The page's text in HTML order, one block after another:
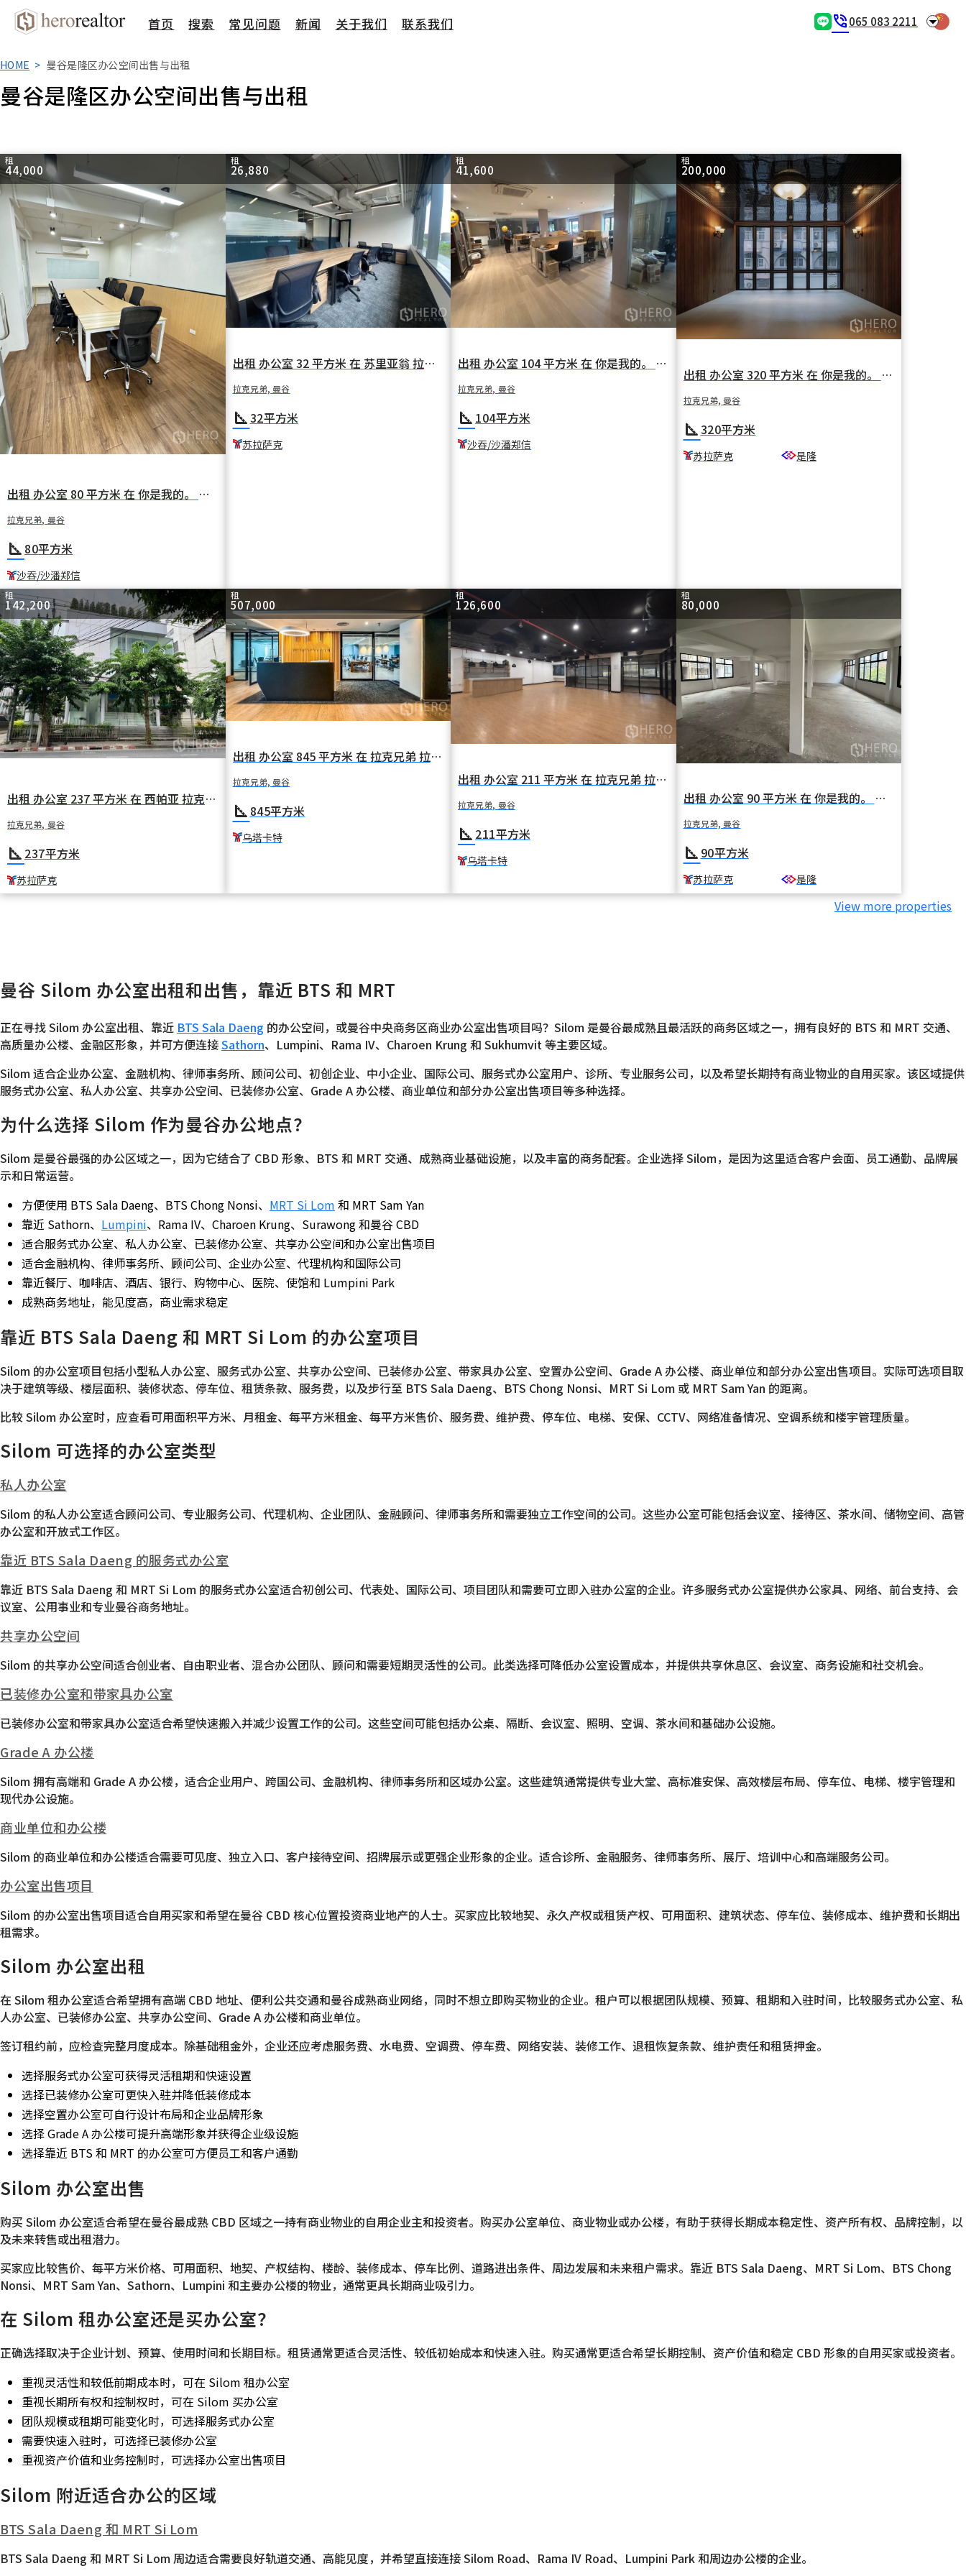
首页 搜索 常见问题 新闻 关于我们 联系我们 phone_in_talk065 083 2211 arrow_drop_down
HOME 曼谷是隆区办公空间出售与出租
曼谷是隆区办公空间出售与出租
租
44,000
出租 办公室 80 平方米 在 你是我的。 拉克兄弟 曼谷 BTS 沙吞 沙潘郑信
拉克兄弟, 曼谷
square_foot 80平方米
沙吞/沙潘郑信
租
26,880
出租 办公室 32 平方米 在 苏里亚翁 拉克兄弟 曼谷 BTS 苏拉萨克
拉克兄弟, 曼谷
square_foot32平方米
苏拉萨克
租
41,600
出租 办公室 104 平方米 在 你是我的。 拉克兄弟 曼谷 BTS 沙吞 沙潘郑信
拉克兄弟, 曼谷
square_foot 104平方米
沙吞/沙潘郑信
租
200,000
出租 办公室 320 平方米 在 你是我的。 拉克兄弟 曼谷 BTS 苏拉萨克
拉克兄弟, 曼谷
square_foot320平方米
苏拉萨克 是隆
租
142,200
出租 办公室 237 平方米 在 西帕亚 拉克兄弟 曼谷 BTS 苏拉萨克
拉克兄弟, 曼谷
square_foot 237平方米
苏拉萨克
租
507,000
出租 办公室 845 平方米 在 拉克兄弟 拉克兄弟 曼谷 BTS 乌塔卡特
拉克兄弟, 曼谷
square_foot 845平方米
乌塔卡特
租
126,600
出租 办公室 211 平方米 在 拉克兄弟 拉克兄弟 曼谷 BTS 乌塔卡特
拉克兄弟, 曼谷
square_foot 211平方米
乌塔卡特
租
80,000
出租 办公室 90 平方米 在 你是我的。 拉克兄弟 曼谷 BTS 苏拉萨克
拉克兄弟, 曼谷
square_foot 90平方米
苏拉萨克 是隆
View more properties
曼谷 Silom 办公室出租和出售，靠近 BTS 和 MRT
正在寻找 Silom 办公室出租、靠近 BTS Sala Daeng 的办公空间，或曼谷中央商务区商业办公室出售项目吗？Silom 是曼谷最成熟且最活跃的商务区域之一，拥有良好的 BTS 和 MRT 交通、
高质量办公楼、金融区形象，并可方便连接Sathorn、Lumpini、Rama IV、Charoen Krung 和 Sukhumvit 等主要区域。
Silom 适合企业办公室、金融机构、律师事务所、顾问公司、初创企业、中小企业、国际公司、服务式办公室用户、诊所、专业服务公司，以及希望长期持有商业物业的自用买家。该区域提供
服务式办公室、私人办公室、共享办公空间、已装修办公室、Grade A 办公楼、商业单位和部分办公室出售项目等多种选择。
为什么选择 Silom 作为曼谷办公地点？
Silom 是曼谷最强的办公区域之一，因为它结合了 CBD 形象、BTS 和 MRT 交通、成熟商业基础设施，以及丰富的商务配套。企业选择 Silom，是因为这里适合客户会面、员工通勤、品牌展
示和日常运营。
方便使用 BTS Sala Daeng、BTS Chong Nonsi、 MRT Si Lom 和 MRT Sam Yan
靠近 Sathorn、 Lumpini、Rama IV、Charoen Krung、Surawong 和曼谷 CBD
适合服务式办公室、私人办公室、已装修办公室、共享办公空间和办公室出售项目
适合金融机构、律师事务所、顾问公司、企业办公室、代理机构和国际公司
靠近餐厅、咖啡店、酒店、银行、购物中心、医院、使馆和 Lumpini Park
成熟商务地址，能见度高，商业需求稳定
靠近 BTS Sala Daeng 和 MRT Si Lom 的办公室项目
Silom 的办公室项目包括小型私人办公室、服务式办公室、共享办公空间、已装修办公室、带家具办公室、空置办公空间、Grade A 办公楼、商业单位和部分办公室出售项目。实际可选项目取
决于建筑等级、楼层面积、装修状态、停车位、租赁条款、服务费，以及步行至 BTS Sala Daeng、BTS Chong Nonsi、MRT Si Lom 或 MRT Sam Yan 的距离。
比较 Silom 办公室时，应查看可用面积平方米、月租金、每平方米租金、每平方米售价、服务费、维护费、停车位、电梯、安保、CCTV、网络准备情况、空调系统和楼宇管理质量。
Silom 可选择的办公室类型
私人办公室
Silom 的私人办公室适合顾问公司、专业服务公司、代理机构、企业团队、金融顾问、律师事务所和需要独立工作空间的公司。这些办公室可能包括会议室、接待区、茶水间、储物空间、高管
办公室和开放式工作区。
靠近 BTS Sala Daeng 的服务式办公室
靠近 BTS Sala Daeng 和 MRT Si Lom 的服务式办公室适合初创公司、代表处、国际公司、项目团队和需要可立即入驻办公室的企业。许多服务式办公室提供办公家具、网络、前台支持、会
议室、公用事业和专业曼谷商务地址。
共享办公空间
Silom 的共享办公空间适合创业者、自由职业者、混合办公团队、顾问和需要短期灵活性的公司。此类选择可降低办公室设置成本，并提供共享休息区、会议室、商务设施和社交机会。
已装修办公室和带家具办公室
已装修办公室和带家具办公室适合希望快速搬入并减少设置工作的公司。这些空间可能包括办公桌、隔断、会议室、照明、空调、茶水间和基础办公设施。
Grade A 办公楼
Silom 拥有高端和 Grade A 办公楼，适合企业用户、跨国公司、金融机构、律师事务所和区域办公室。这些建筑通常提供专业大堂、高标准安保、高效楼层布局、停车位、电梯、楼宇管理和
现代办公设施。
商业单位和办公楼
Silom 的商业单位和办公楼适合需要可见度、独立入口、客户接待空间、招牌展示或更强企业形象的企业。适合诊所、金融服务、律师事务所、展厅、培训中心和高端服务公司。
办公室出售项目
Silom 的办公室出售项目适合自用买家和希望在曼谷 CBD 核心位置投资商业地产的人士。买家应比较地契、永久产权或租赁产权、可用面积、建筑状态、停车位、装修成本、维护费和长期出
租需求。
Silom 办公室出租
在 Silom 租办公室适合希望拥有高端 CBD 地址、便利公共交通和曼谷成熟商业网络，同时不想立即购买物业的企业。租户可以根据团队规模、预算、租期和入驻时间，比较服务式办公室、私
人办公室、已装修办公室、共享办公空间、Grade A 办公楼和商业单位。
签订租约前，应检查完整月度成本。除基础租金外，企业还应考虑服务费、水电费、空调费、停车费、网络安装、装修工作、退租恢复条款、维护责任和租赁押金。
选择服务式办公室可获得灵活租期和快速设置
选择已装修办公室可更快入驻并降低装修成本
选择空置办公室可自行设计布局和企业品牌形象
选择 Grade A 办公楼可提升高端形象并获得企业级设施
选择靠近 BTS 和 MRT 的办公室可方便员工和客户通勤
Silom 办公室出售
购买 Silom 办公室适合希望在曼谷最成熟 CBD 区域之一持有商业物业的自用企业主和投资者。购买办公室单位、商业物业或办公楼，有助于获得长期成本稳定性、资产所有权、品牌控制，以
及未来转售或出租潜力。
买家应比较售价、每平方米价格、可用面积、地契、产权结构、楼龄、装修成本、停车比例、道路进出条件、周边发展和未来租户需求。靠近 BTS Sala Daeng、MRT Si Lom、BTS Chong
Nonsi、MRT Sam Yan、Sathorn、Lumpini 和主要办公楼的物业，通常更具长期商业吸引力。
在 Silom 租办公室还是买办公室？
正确选择取决于企业计划、预算、使用时间和长期目标。租赁通常更适合灵活性、较低初始成本和快速入驻。购买通常更适合希望长期控制、资产价值和稳定 CBD 形象的自用买家或投资者。
重视灵活性和较低前期成本时，可在 Silom 租办公室
重视长期所有权和控制权时，可在 Silom 买办公室
团队规模或租期可能变化时，可选择服务式办公室
需要快速入驻时，可选择已装修办公室
重视资产价值和业务控制时，可选择办公室出售项目
Silom 附近适合办公的区域
BTS Sala Daeng 和 MRT Si Lom
BTS Sala Daeng 和 MRT Si Lom 周边适合需要良好轨道交通、高能见度，并希望直接连接 Silom Road、Rama IV Road、Lumpini Park 和周边办公楼的企业。